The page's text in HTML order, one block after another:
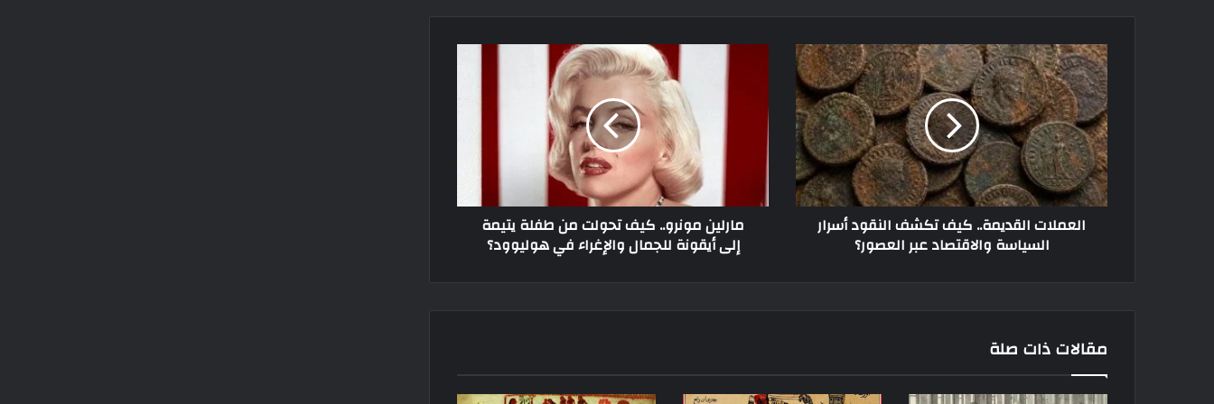
العملات القديمة.. كيف تكشف النقود أسرار
السياسة والاقتصاد عبر العصور؟
مارلين مونرو.. كيف تحولت من طفلة يتيمة
إلى أيقونة للجمال والإغراء في هوليوود؟
مقالات ذات صلة